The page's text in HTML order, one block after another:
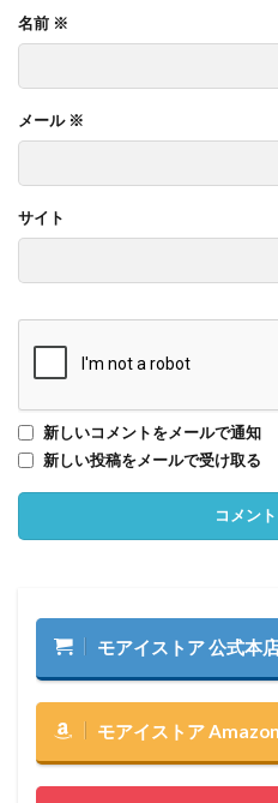
名前 ※
メール ※
サイト
新しいコメントをメールで通知
新しい投稿をメールで受け取る
モアイストア 公式本
モアイストア